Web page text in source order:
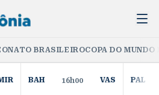
BRASILEIROCOPA DO
BAH 16h00 VAS PAL